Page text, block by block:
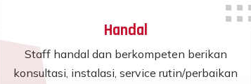
Handal
Staff handal dan berkompeten berikan
konsultasi, instalasi, service rutin/perbaikan